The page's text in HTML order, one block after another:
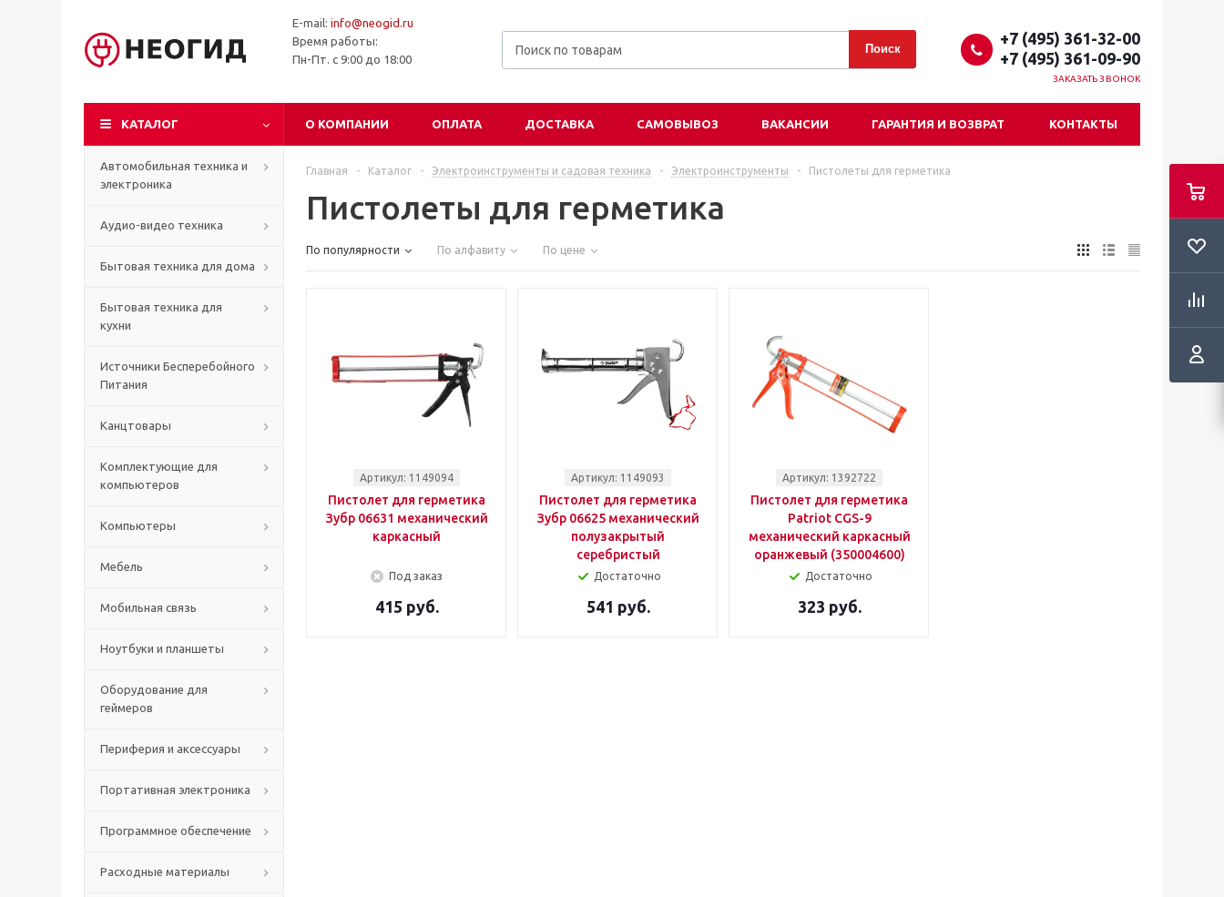
E-mail: info@neogid.ru
Время работы:
Пн-Пт. с 9:00 до 18:00
+7 (495) 361-32-00
+7 (495) 361-09-90
ЗАКАЗАТЬ ЗВОНОК
КАТАЛОГ О КОМПАНИИ ОПЛАТА ДОСТАВКА САМОВЫВОЗ ВАКАНСИИ ГАРАНТИЯ И ВОЗВРАТ КОНТАКТЫ
Автомобильная техника и
электроника
Аудио-видео техника
Бытовая техника для дома
Бытовая техника для
кухни
Источники Бесперебойного
Питания
Канцтовары
Комплектующие для
компьютеров
Компьютеры
Мебель
Мобильная связь
Ноутбуки и планшеты
Оборудование для
геймеров
Периферия и аксессуары
Портативная электроника
Программное обеспечение
Расходные материалы
Главная - Каталог - Электроинструменты и садовая техника - Электроинструменты - Пистолеты для герметика
Пистолеты для герметика
По популярности По алфавиту По цене
Артикул: 1149094
Пистолет для герметика
Зубр 06631 механический
каркасный
Под заказ
415 руб.
Артикул: 1149093
Пистолет для герметика
Зубр 06625 механический
полузакрытый
серебристый
Достаточно
541 руб.
Артикул: 1392722
Пистолет для герметика
Patriot CGS-9
механический каркасный
оранжевый (350004600)
Достаточно
323 руб.